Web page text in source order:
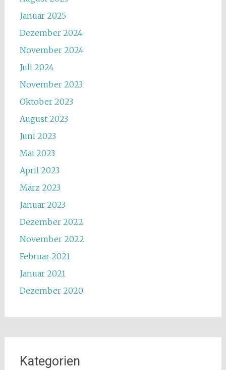
Januar 2025
Dezember 2024
November 2024
Juli 2024
November 2023
Oktober 2023
August 2023
Juni 2023
Mai 2023
April 2023
März 2023
Januar 2023
Dezember 2022
November 2022
Februar 2021
Januar 2021
Dezember 2020
Kategorien